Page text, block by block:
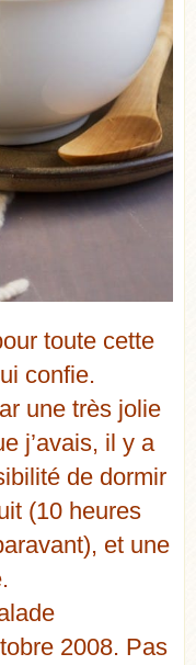
toute cette
confie.
une très jolie
j’avais, il y a
de dormir
(10 heures
et une
2008. Pas